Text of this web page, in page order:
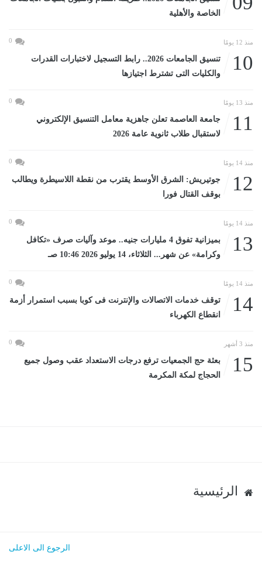
الخاصة والأهلية
منذ 12 يومًا 0
10
تنسيق الجامعات 2026.. رابط التسجيل لاختبارات القدرات
والكليات التى تشترط اجتيازها
منذ 13 يومًا 0
11
جامعة العاصمة تعلن جاهزية معامل التنسيق الإلكتروني
لاستقبال طلاب ثانوية عامة 2026
منذ 14 يومًا 0
12
جوتيريش: الشرق الأوسط يقترب من نقطة اللاسيطرة ويطالب
بوقف القتال فورا
منذ 14 يومًا 0
13
بميزانية تفوق 4 مليارات جنيه.. موعد وآليات صرف «تكافل
وكرامة» عن شهر... الثلاثاء، 14 يوليو 2026 10:46 صـ
منذ 14 يومًا 0
14
توقف خدمات الاتصالات والإنترنت فى كوبا بسبب استمرار أزمة
انقطاع الكهرباء
منذ 3 أشهر 0
15
بعثة حج الجمعيات ترفع درجات الاستعداد عقب وصول جميع
الحجاج لمكة المكرمة
الرئيسية
الرجوع الى الاعلى